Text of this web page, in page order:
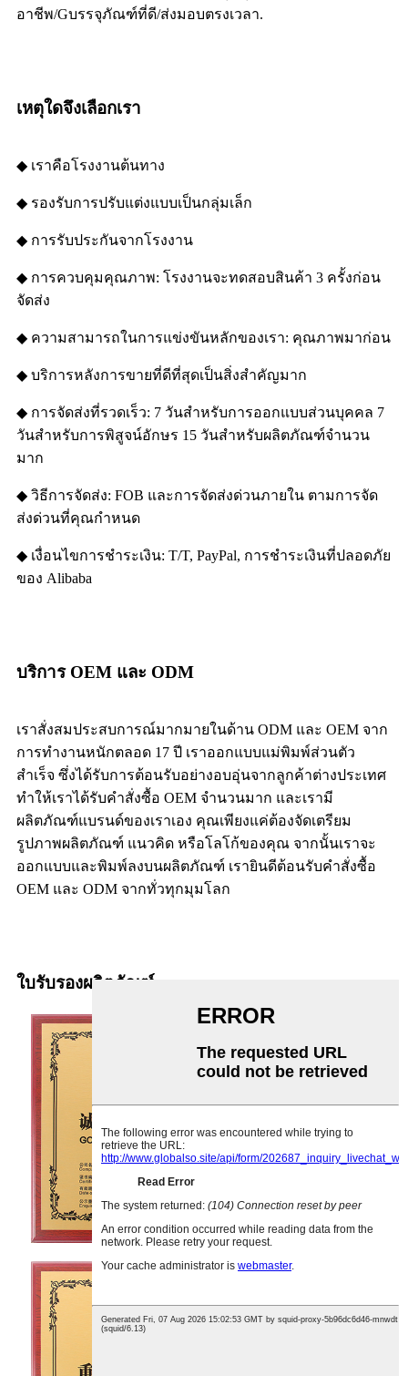
อาชีพ/Gบรรจุภัณฑ์ที่ดี/ส่งมอบตรงเวลา.
เหตุใดจึงเลือกเรา
◆ เราคือโรงงานต้นทาง
◆ รองรับการปรับแต่งแบบเป็นกลุ่มเล็ก
◆ การรับประกันจากโรงงาน
◆ การควบคุมคุณภาพ: โรงงานจะทดสอบสินค้า 3 ครั้งก่อน
จัดส่ง
◆ ความสามารถในการแข่งขันหลักของเรา: คุณภาพมาก่อน
◆ บริการหลังการขายที่ดีที่สุดเป็นสิ่งสำคัญมาก
◆ การจัดส่งที่รวดเร็ว: 7 วันสำหรับการออกแบบส่วนบุคคล 7
วันสำหรับการพิสูจน์อักษร 15 วันสำหรับผลิตภัณฑ์จำนวน
มาก
◆ วิธีการจัดส่ง: FOB และการจัดส่งด่วนภายใน ตามการจัด
ส่งด่วนที่คุณกำหนด
◆ เงื่อนไขการชำระเงิน: T/T, PayPal, การชำระเงินที่ปลอดภัย
ของ Alibaba
บริการ OEM และ ODM
เราสั่งสมประสบการณ์มากมายในด้าน ODM และ OEM จาก
การทำงานหนักตลอด 17 ปี เราออกแบบแม่พิมพ์ส่วนตัว
สำเร็จ ซึ่งได้รับการต้อนรับอย่างอบอุ่นจากลูกค้าต่างประเทศ
ทำให้เราได้รับคำสั่งซื้อ OEM จำนวนมาก และเรามี
ผลิตภัณฑ์แบรนด์ของเราเอง คุณเพียงแค่ต้องจัดเตรียม
รูปภาพผลิตภัณฑ์ แนวคิด หรือโลโก้ของคุณ จากนั้นเราจะ
ออกแบบและพิมพ์ลงบนผลิตภัณฑ์ เรายินดีต้อนรับคำสั่งซื้อ
OEM และ ODM จากทั่วทุกมุมโลก
ใบรับรองผลิตภัณฑ์